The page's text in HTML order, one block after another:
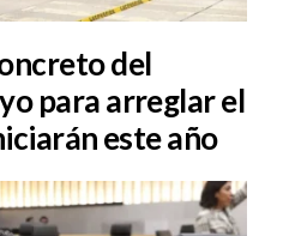
del
para arreglar el
este año